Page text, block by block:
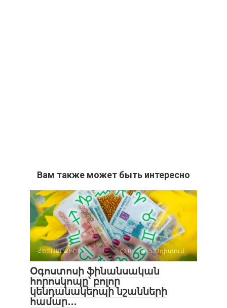
Вам также может быть интересно
ՀԵՏԱՔՐՔԻՐ Է 0 532դիտում
Օգոստոսի ֆինանսական
հորոսկոպը՝ բոլոր
կենդանակերպի նշանների
համար․․․